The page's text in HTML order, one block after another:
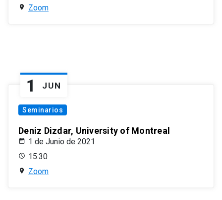
Zoom
1 JUN
Seminarios
Deniz Dizdar, University of Montreal
1 de Junio de 2021
15:30
Zoom